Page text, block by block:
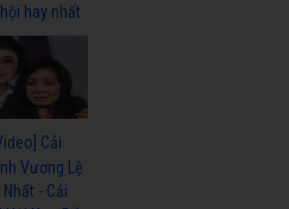
hay nhất
Cải
Vương Lệ
- Cải